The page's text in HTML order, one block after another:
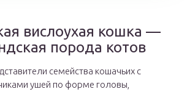
вислоухая кошка —
порода котов
семейства кошачьих с
ушей по форме головы,